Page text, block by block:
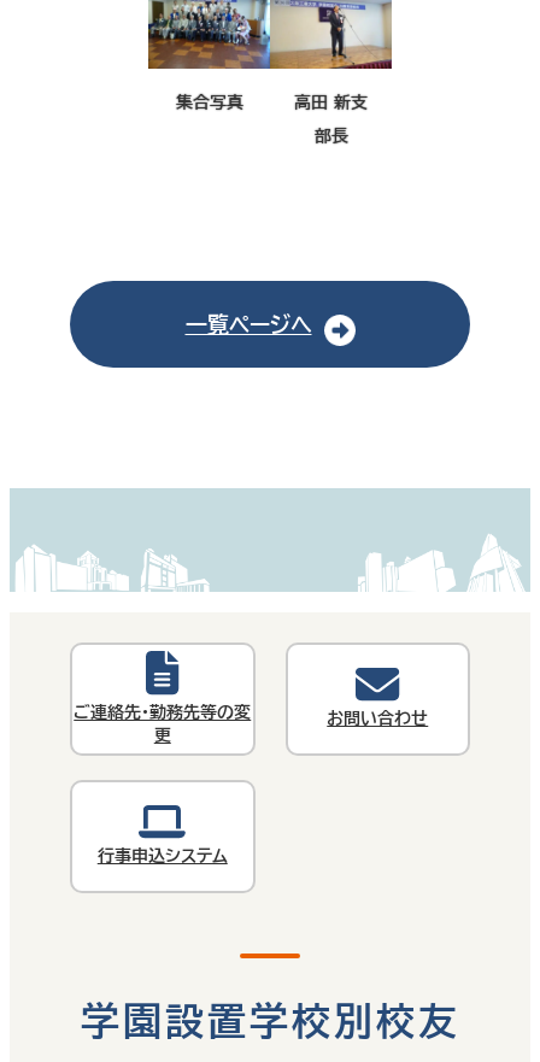
集合写真
高田 新支
部長
一覧ページへ
ご連絡先・勤務先等の変
更
お問い合わせ
行事申込システム
学園設置学校別校友